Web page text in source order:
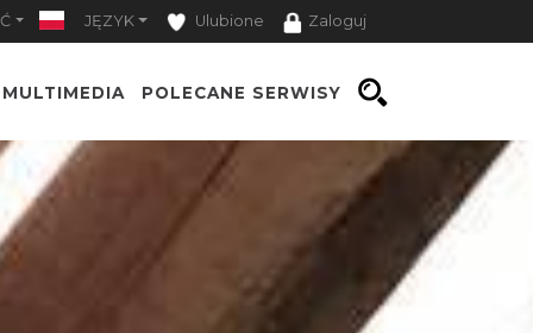
JĘZYK Ulubione Zaloguj
MULTIMEDIA POLECANE SERWISY